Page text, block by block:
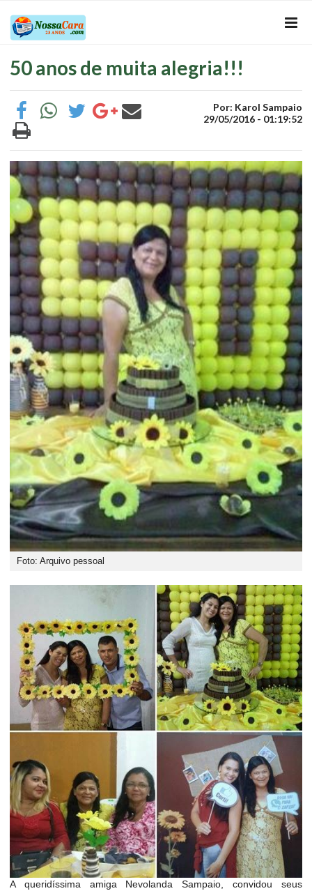
50 anos de muita alegria!!!
Por: Karol Sampaio
29/05/2016 - 01:19:52
Foto: Arquivo pessoal
A queridíssima amiga Nevolanda Sampaio, convidou seus